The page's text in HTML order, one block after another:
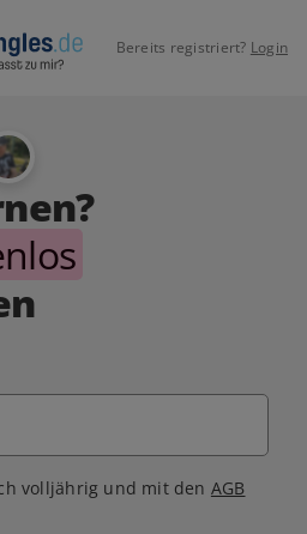
Bereits registriert? Login
volljährig und mit den AGB